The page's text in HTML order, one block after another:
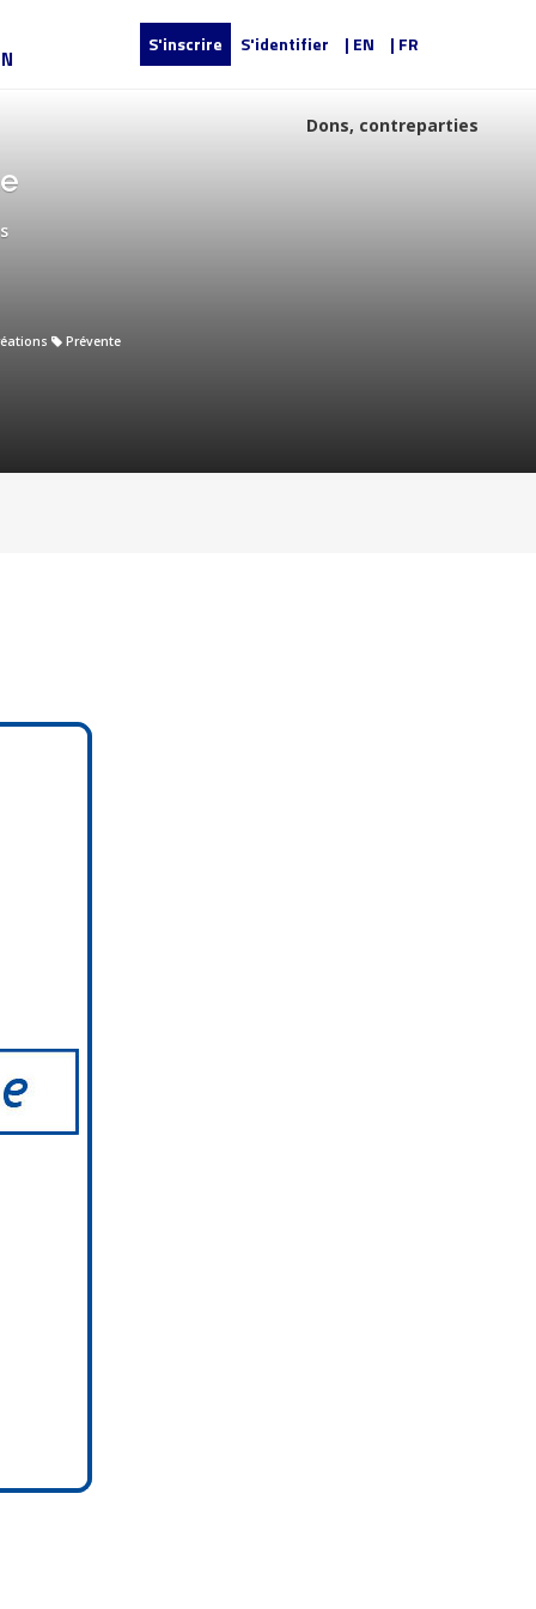
S'inscrire S'identifier | EN | FR
Prévente
Dons, contreparties